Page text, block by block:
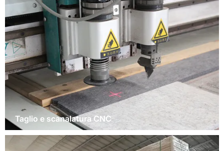
Taglio e scanalatura CNC